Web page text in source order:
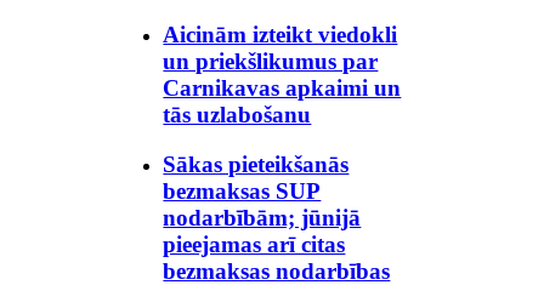
Aicinām izteikt viedokli
un priekšlikumus par
Carnikavas apkaimi un
tās uzlabošanu
Sākas pieteikšanās
bezmaksas SUP
nodarbībām; jūnijā
pieejamas arī citas
bezmaksas nodarbības